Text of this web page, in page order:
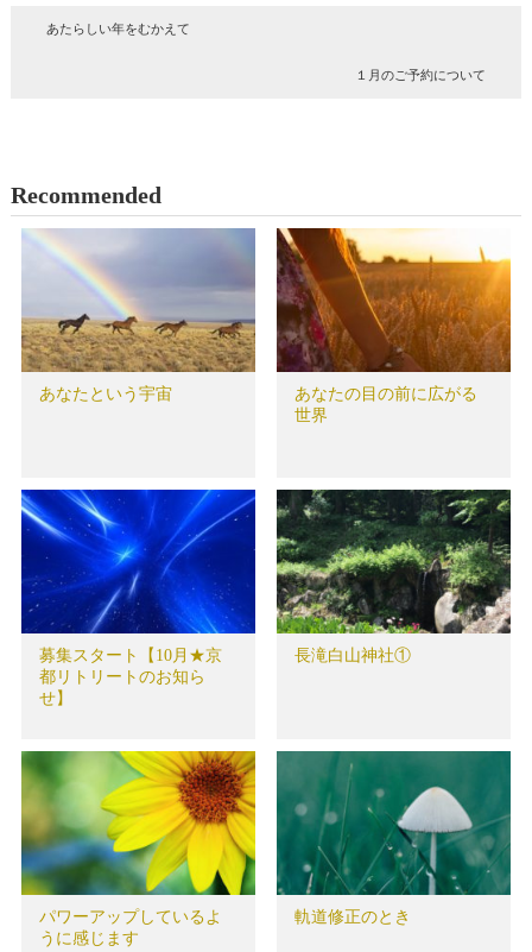
あたらしい年をむかえて
１月のご予約について
Recommended
あなたという宇宙
あなたの目の前に広がる
世界
募集スタート【10月★京
都リトリートのお知ら
せ】
長滝白山神社①
パワーアップしているよ
うに感じます
軌道修正のとき